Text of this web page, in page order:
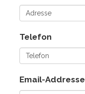
Telefon
Email-Addresse